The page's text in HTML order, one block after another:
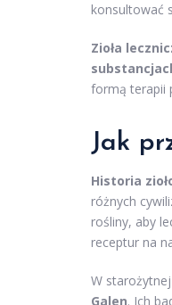
konsultować
Zioła
formą terapii
Jak
Historia
różnych
rośliny, aby
receptur na
W
Galen. Ich